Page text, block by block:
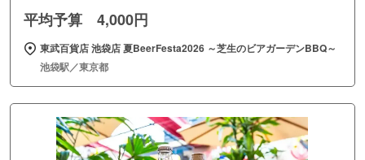
平均予算 4,000円
東武百貨店 池袋店 夏BeerFesta2026 ～芝生のビアガーデンBBQ～
池袋駅／東京都